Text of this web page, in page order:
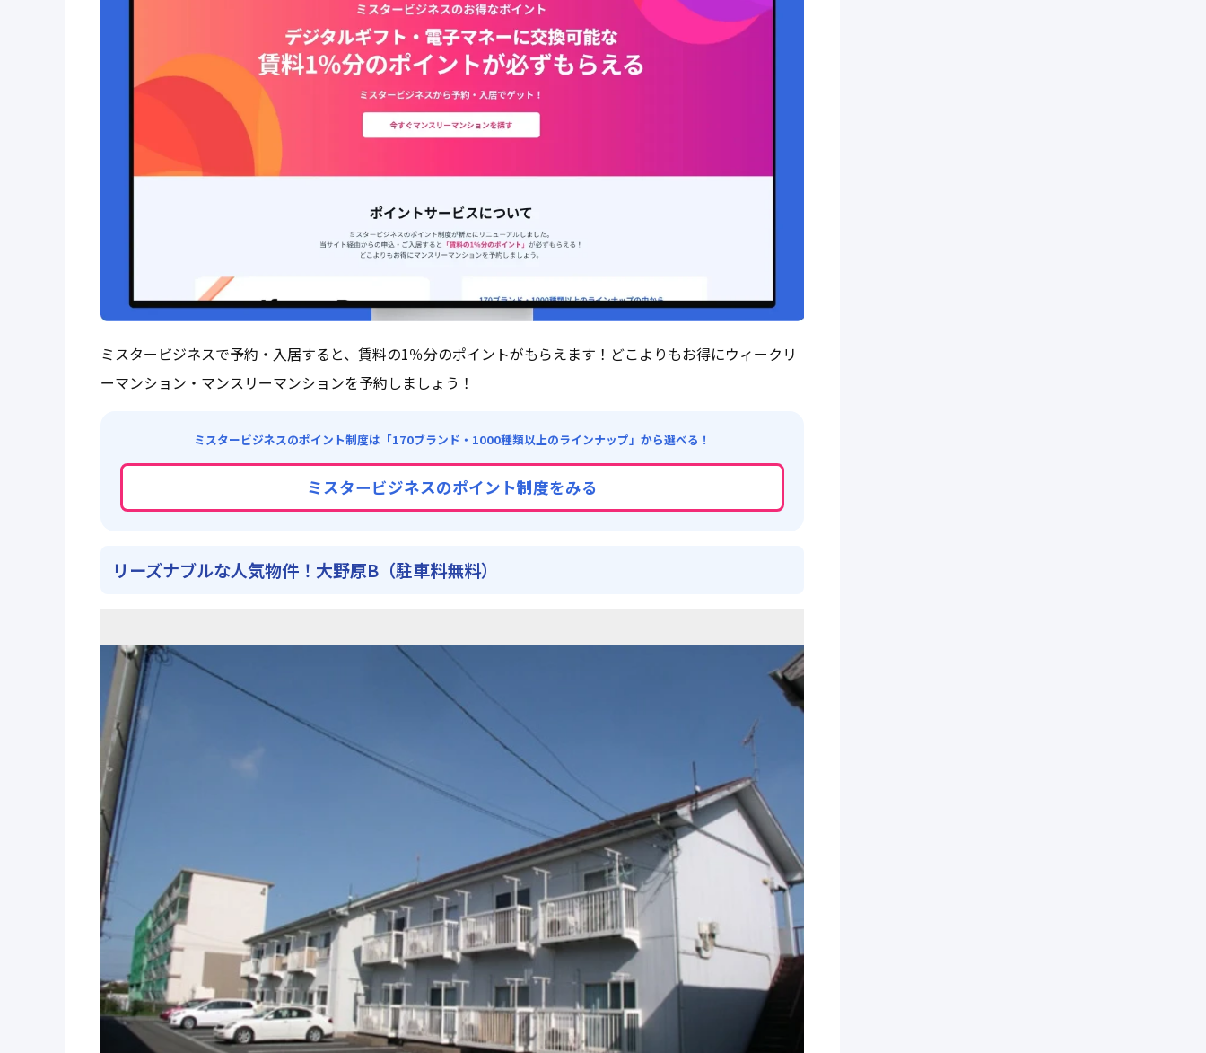
ミスタービジネスで予約・入居すると、賃料の1％分のポイントがもらえます！どこよりもお得にウィークリ
ーマンション・マンスリーマンションを予約しましょう！
ミスタービジネスのポイント制度は「170ブランド・1000種類以上のラインナップ」から選べる！
ミスタービジネスのポイント制度をみる
リーズナブルな人気物件！大野原B（駐車料無料）